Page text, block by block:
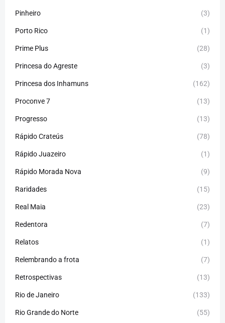
Pinheiro (3)
Porto Rico (1)
Prime Plus (28)
Princesa do Agreste (3)
Princesa dos Inhamuns (162)
Proconve 7 (13)
Progresso (13)
Rápido Crateús (78)
Rápido Juazeiro (1)
Rápido Morada Nova (9)
Raridades (15)
Real Maia (23)
Redentora (7)
Relatos (1)
Relembrando a frota (7)
Retrospectivas (13)
Rio de Janeiro (133)
Rio Grande do Norte (55)